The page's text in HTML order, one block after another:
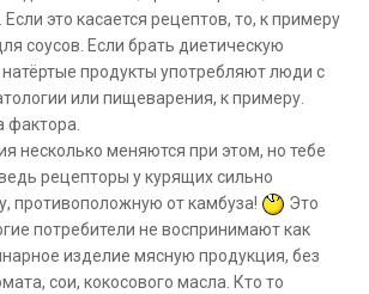
Если это касается рецептов, то, к примеру
соусов. Если брать диетическую
продукты употребляют люди с
или пищеварения, к примеру.
фактора.
несколько меняются при этом, но тебе
рецепторы у курящих сильно
противоположную от камбуза!
Это
потребители не воспринимают как
изделие мясную продукция, без
сои, кокосового масла. Кто то